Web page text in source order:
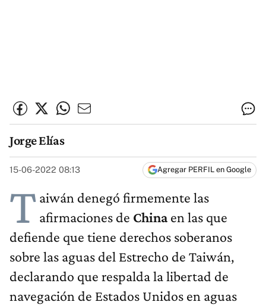
Jorge Elías
15-06-2022 08:13 Agregar PERFIL en Google
T aiwán denegó firmemente las
afirmaciones de Chinaen las que
defiende que tiene derechos soberanos
sobre las aguas del Estrecho de Taiwán,
declarando que respalda la libertad de
navegación de Estados Unidos en aguas